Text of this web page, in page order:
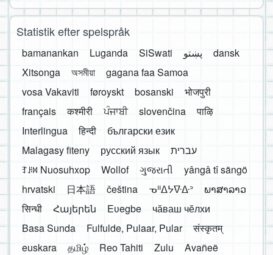
Statistik efter spelspråk
bamanankan Luganda SiSwati پښتو
dansk
Xitsonga
অসমীয়া
gagana faa Samoa
vosa Vakaviti
føroyskt bosanski
भोजपुरी
français
कश्मीरी ਪੰਜਾਬੀ slovenčina
पाऴि
Interlingua
हिन्दी
български език
Malagasy fiteny
русский язык
עברית
ꆈꌠ꒿ Nuosuhxop
Wollof ગુજરાતી
yângâ tî sängö
hrvatski
日本語 čeština ᓀᐦᐃᔭᐍᐏᐣ
ພາສາລາວ
सिन्धी
Հայերեն Eʋegbe
чӑваш чӗлхи
Basa Sunda
Fulfulde, Pulaar, Pular
संस्कृतम्
euskara
தமிழ் Reo Tahiti Zulu
Avañeẽ